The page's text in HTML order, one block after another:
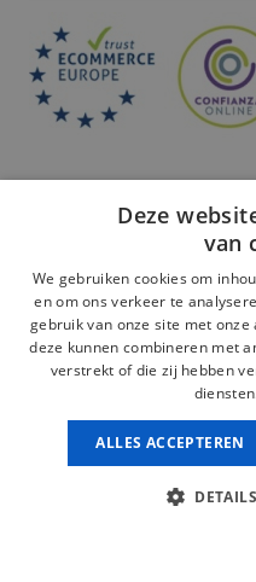
Veilige betaling:
Deze
van
We gebruiken cookies om
en om ons verkeer te
gebruik van onze site met
deze kunnen combineren met
verstrekt of die zij hebben
ALLES ACCEPTEREN